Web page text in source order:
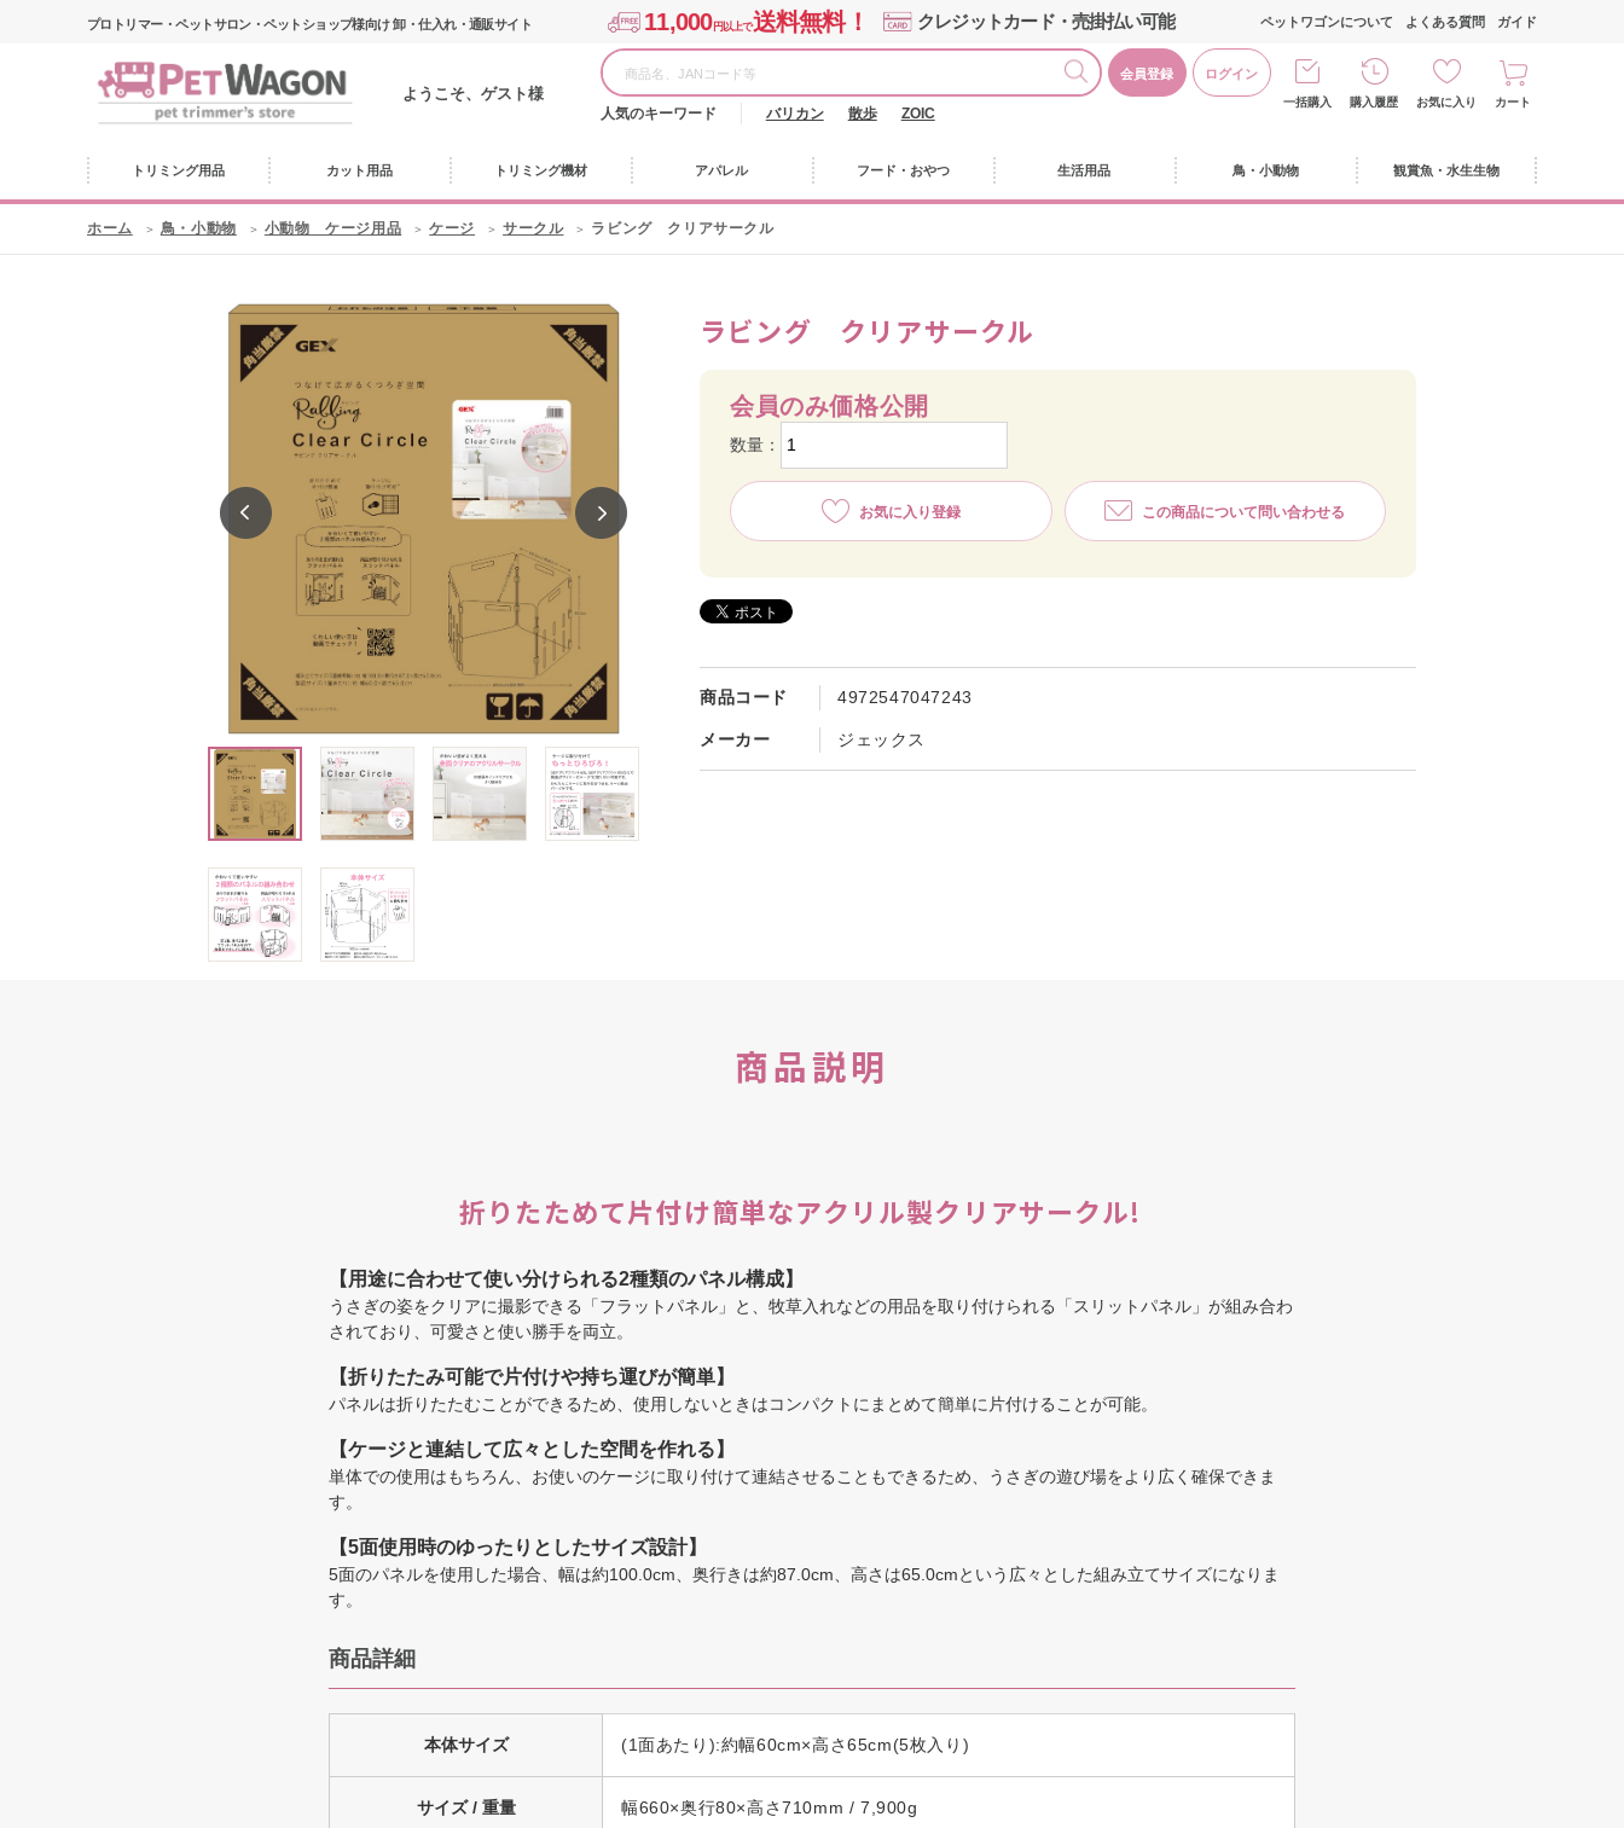
プロトリマー・ペットサロン・ペットショップ様向け 卸・仕入れ・通販サイト 11,000円以上で送料無料！ クレジットカード・売掛払い可能
ようこそ、ゲスト様
会員登録 ログイン
人気のキーワード バリカン 散歩 ZOIC
ペットワゴンについて よくある質問 ガイド
一括購入 購入履歴 お気に入り カート
トリミング用品 カット用品 トリミング機材 アパレル フード・おやつ 生活用品 鳥・小動物 観賞魚・水生生物
ホーム 鳥・小動物 小動物 ケージ用品 ケージ サークル ラビング クリアサークル
ラビング クリアサークル
商品コード 4972547047243
メーカー ジェックス
会員のみ価格公開
数量：
お気に入り登録 この商品について問い合わせる
商品説明
折りたためて片付け簡単なアクリル製クリアサークル!
【用途に合わせて使い分けられる2種類のパネル構成】
うさぎの姿をクリアに撮影できる「フラットパネル」と、牧草入れなどの用品を取り付けられる「スリットパネル」が組み合わ
されており、可愛さと使い勝手を両立。
【折りたたみ可能で片付けや持ち運びが簡単】
パネルは折りたたむことができるため、使用しないときはコンパクトにまとめて簡単に片付けることが可能。
【ケージと連結して広々とした空間を作れる】
単体での使用はもちろん、お使いのケージに取り付けて連結させることもできるため、うさぎの遊び場をより広く確保できま
す。
【5面使用時のゆったりとしたサイズ設計】
5面のパネルを使用した場合、幅は約100.0cm、奥行きは約87.0cm、高さは65.0cmという広々とした組み立てサイズになりま
す。
商品詳細
本体サイズ (1面あたり):約幅60cm×高さ65cm(5枚入り)
サイズ / 重量 幅660×奥行80×高さ710mm / 7,900g